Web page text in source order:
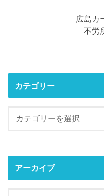
広島カ
不労
カテゴリー
アーカイブ